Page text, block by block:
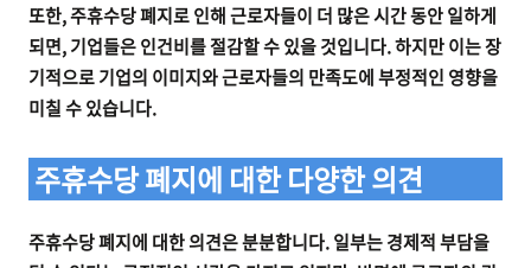
또한, 주휴수당 폐지로 인해 근로자들이 더 많은 시간 동안 일하게
되면, 기업들은 인건비를 절감할 수 있을 것입니다. 하지만 이는 장
기적으로 기업의 이미지와 근로자들의 만족도에 부정적인 영향을
미칠 수 있습니다.
주휴수당 폐지에 대한 다양한 의견
주휴수당 폐지에 대한 의견은 분분합니다. 일부는 경제적 부담을